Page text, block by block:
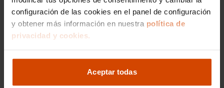
configuración de las cookies en el panel de configuración
y obtener más información en nuestra política de
privacidad y cookies.
Aceptar todas
combinada con tecnologías de prevención de
colisiones. En los test de choque de los
organismos de homologación pertinentes a su
segmento y origen de desarrollo, ha demostrado
términos deprotección activa y pasivafrente a